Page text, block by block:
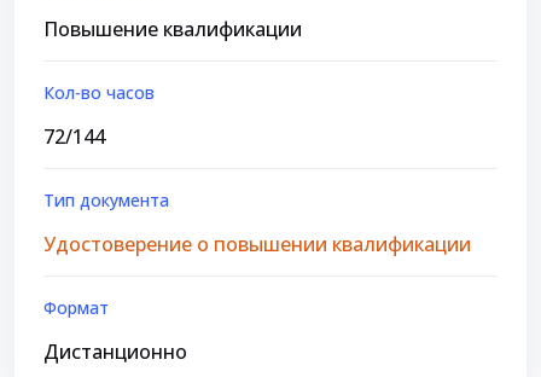
Повышение квалификации
Кол-во часов
72/144
Тип документа
Удостоверение о повышении квалификации
Формат
Дистанционно